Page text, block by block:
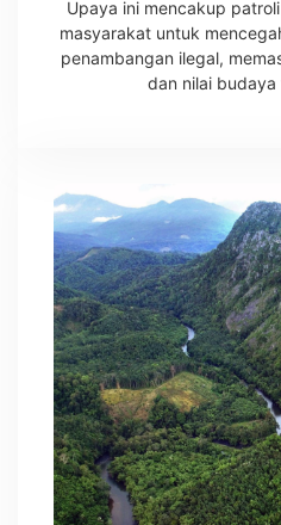
Upaya ini mencakup
masyarakat untuk
penambangan ilegal,
dan nilai